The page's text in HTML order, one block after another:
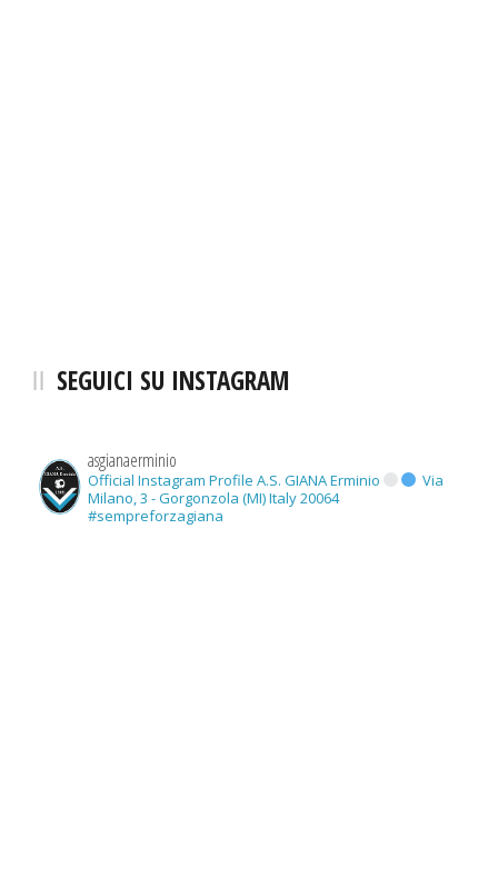
SEGUICI SU INSTAGRAM
asgianaerminio
Official Instagram Profile A.S. GIANA Erminio
Via
Milano, 3 - Gorgonzola (MI) Italy 20064
#sempreforzagiana